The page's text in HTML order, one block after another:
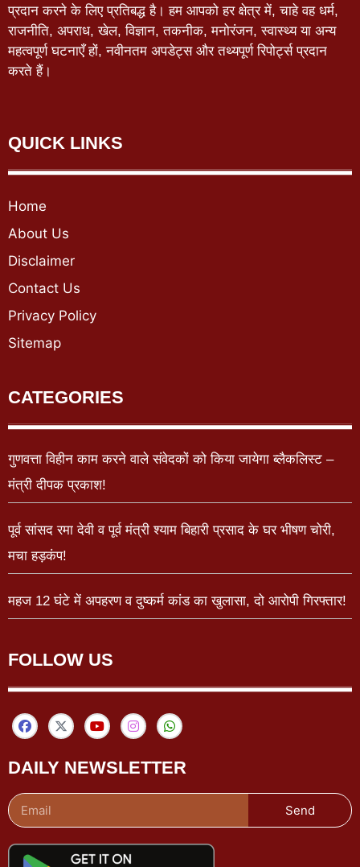
प्रदान करने के लिए प्रतिबद्ध है। हम आपको हर क्षेत्र में, चाहे वह धर्म,
राजनीति, अपराध, खेल, विज्ञान, तकनीक, मनोरंजन, स्वास्थ्य या अन्य
महत्वपूर्ण घटनाएँ हों, नवीनतम अपडेट्स और तथ्यपूर्ण रिपोर्ट्स प्रदान
करते हैं।
QUICK LINKS
Home
About Us
Disclaimer
Contact Us
Privacy Policy
Sitemap
CATEGORIES
गुणवत्ता विहीन काम करने वाले संवेदकों को किया जायेगा ब्लैकलिस्ट –
मंत्री दीपक प्रकाश!
पूर्व सांसद रमा देवी व पूर्व मंत्री श्याम बिहारी प्रसाद के घर भीषण चोरी,
मचा हड़कंप!
महज 12 घंटे में अपहरण व दुष्कर्म कांड का खुलासा, दो आरोपी गिरफ्तार!
FOLLOW US
DAILY NEWSLETTER
Send